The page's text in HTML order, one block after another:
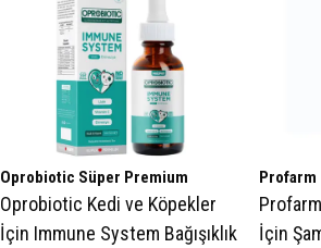
Oprobiotic Süper Premium
Oprobiotic Kedi ve Köpekler
İçin Immune System Bağışıklık
Profarm
İçin